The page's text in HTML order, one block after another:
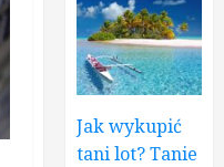
Jak wykupić
tani lot? Tanie